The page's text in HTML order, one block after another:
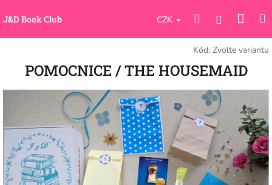
naJ&D Book Club CZK HledatPřihlášení
Kód: Zvolte variantu
POMOCNICE / THE HOUSEMAID